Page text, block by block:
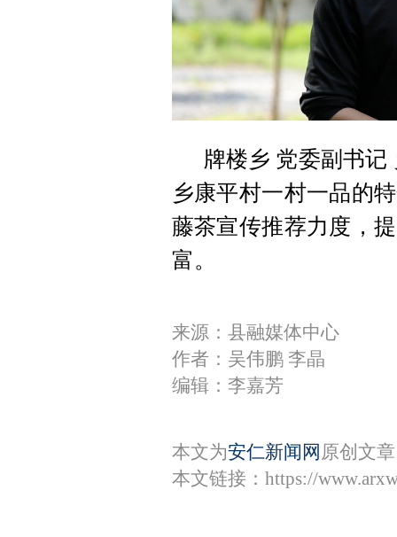
牌楼乡 党委副书
乡康平村一村一品的
藤茶宣传推荐力度，
富。
来源：县融媒体中心
作者：吴伟鹏 李晶
编辑：李嘉芳
本文为安仁新闻网 原创文
本文链接： https://